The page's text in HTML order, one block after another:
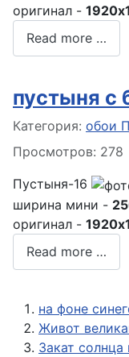
оригинал -
Read more …
пустыня с
Информация о
Категория: обои
Просмотров: 278
Пустыня-16
ширина мини -
оригинал -
Read more …
на фоне
Живот
Закат солнца